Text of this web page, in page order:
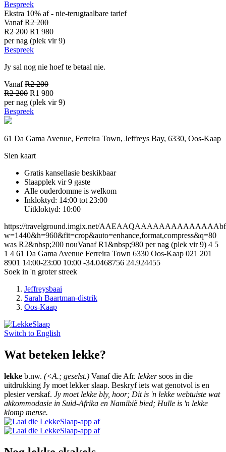
Bespreek
Ekstra 10% af - nie-terugtaalbare tarief
Vanaf R2 200
R2 200 R1 980
per nag (plek vir 9)
Bespreek
Jy sal nog nie hoef te betaal nie.
Vanaf R2 200
R2 200 R1 980
per nag (plek vir 9)
Bespreek
61 Da Gama Avenue, Ferreira Town, Jeffreys Bay, 6330, Oos-Kaap
Sien kaart
Gratis kansellasie beskikbaar
Slaapplek vir 9 gaste
Alle ouderdomme is welkom
Inkloktyd: 14:00 tot 23:00
Uitkloktyd: 10:00
https://travelground.imgix.net/
w=1440&h=960&fit=crop&auto=enhance,format,compress&q=80
was R2&nbsp;200 nouVanaf R1&nbsp;980 per nag (plek vir 9) 4 5
1 4 61 Da Gama Avenue Ferreira Town 6330 Oos-Kaap 021 201
8901 14:00-23:00 10:00 -34.0468756 24.924455
Soek in 'n groter streek
Jeffreysbaai
Sarah Baartman-distrik
Oos-Kaap
Switch to English
Wat beteken lekke?
lekke b.nw. (<A.; geselst.) Vanaf die Afr. lekkersoos in die
uitdrukking Jy moet lekker slaap. Beskryf iets wat genotvol is en
plesier verskaf. Jy moet lekke bly, hoor; Dit is 'n lekke webtuiste wat
akkommodasie in Suid-Afrika en Namibië bied; Hulle is 'n lekke
klomp mense.